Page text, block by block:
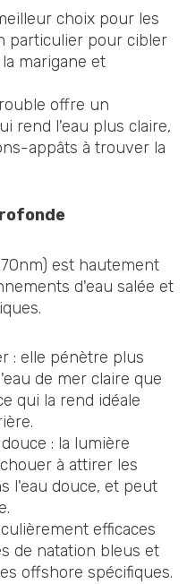
choix pour les
particulier pour cibler
marigane et
offre un
rend l'eau plus claire,
appâts à trouver la
est hautement
d'eau salée et
: elle pénètre plus
de mer claire que
qui la rend idéale
: la lumière
à attirer les
l'eau douce, et peut
efficaces
de natation bleus et
offshore spécifiques.